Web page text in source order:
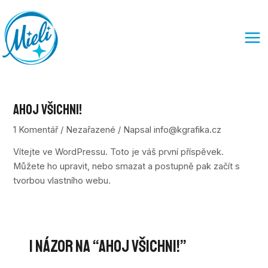
na
obsah
Ahoj všichni!
1 Komentář / Nezařazené / Napsalinfo@kgrafika.cz
Vítejte ve WordPressu. Toto je váš první příspěvek.
Můžete ho upravit, nebo smazat a postupně pak začít s
tvorbou vlastního webu.
1 názor na “Ahoj všichni!”